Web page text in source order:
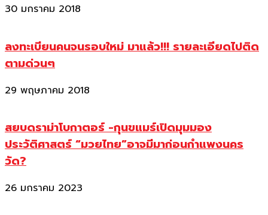
30 มกราคม 2018
ลงทะเบียนคนจนรอบใหม่ มาแล้ว!!! รายละเอียดไปติด
ตามด่วนๆ
29 พฤษภาคม 2018
สยบดราม่าโบกาตอร์ -กุนขแมร์เปิดมุมมอง
ประวัติศาสตร์ “มวยไทย”อาจมีมาก่อนกำแพงนคร
วัด?
26 มกราคม 2023